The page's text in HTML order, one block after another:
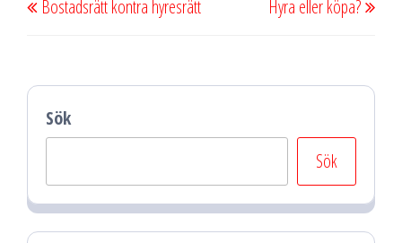
PostBostadsrätt kontra hyresrätt
Post
Hyra eller köpa?
Sök
Sök